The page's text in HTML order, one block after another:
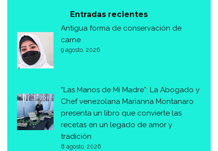
Entradas recientes
Antigua forma de conservación de
carne
9 agosto, 2026
“Las Manos de Mi Madre”: La Abogado y
Chef venezolana Marianna Montanaro
presenta un libro que convierte las
recetas en un legado de amor y
tradición
8 agosto, 2026